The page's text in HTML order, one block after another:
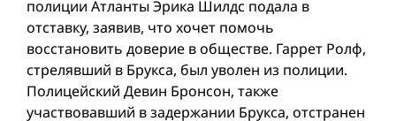
полиции Атланты Эрика Шилдс подала в
отставку, заявив, что хочет помочь
восстановить доверие в обществе. Гаррет Ролф,
стрелявший в Брукса, был уволен из полиции.
Полицейский Девин Бронсон, также
участвовавший в задержании Брукса, отстранен